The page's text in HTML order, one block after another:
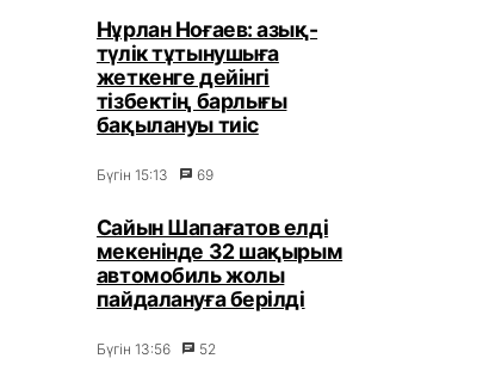
Нұрлан Ноғаев: азық-
түлік тұтынушыға
жеткенге дейінгі
тізбектің барлығы
бақылануы тиіс
Бүгін 15:13 69
Сайын Шапағатов елді
мекенінде 32 шақырым
автомобиль жолы
пайдалануға берілді
Бүгін 13:56 52